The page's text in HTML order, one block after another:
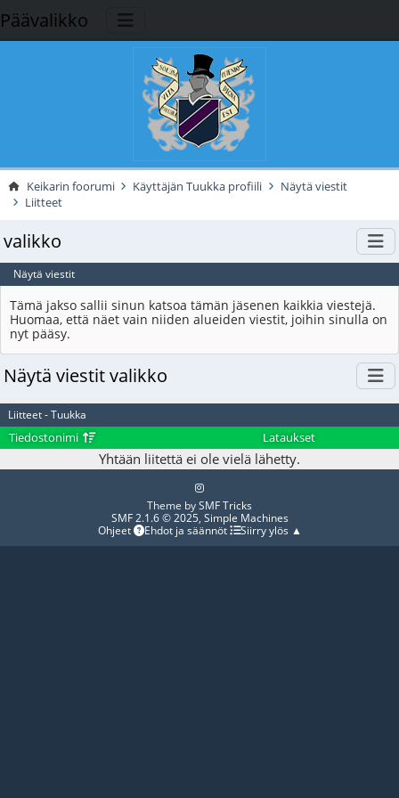
Päävalikko
Keikarin foorumi Käyttäjän Tuukka profiili
Näytä viestit
Liitteet
valikko
Näytä viestit
Tämä jakso sallii sinun katsoa tämän jäsenen kaikkia viestejä.
Huomaa, että näet vain niiden alueiden viestit, joihin sinulla on
nyt pääsy.
Näytä viestit valikko
Liitteet - Tuukka
Tiedostonimi Lataukset
Yhtään liitettä ei ole vielä lähetty.
Theme bySMF Tricks
SMF 2.1.6 © 2025, Simple Machines
Ohjeet
Ehdot ja säännöt Siirry ylös ▲